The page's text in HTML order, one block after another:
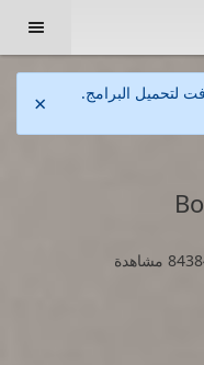

لتحميل البرامج.
×
مشاهدة